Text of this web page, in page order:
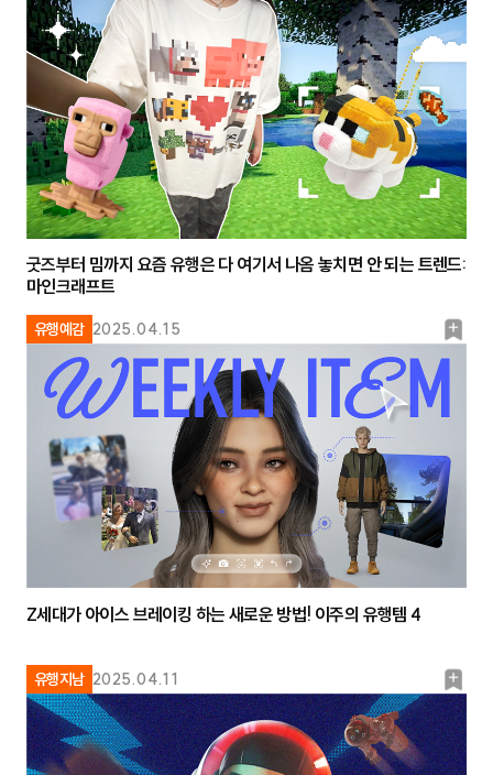
마
크
유행예감 2025.04.15
북
마
굿즈부터 밈까지 요즘 유행은 다 여기서 나옴 놓치면 안 되는 트렌드:
마인크래프트
유행지남 2025.04.11
북
마
크
Z세대가 아이스 브레이킹 하는 새로운 방법! 이주의 유행템 4